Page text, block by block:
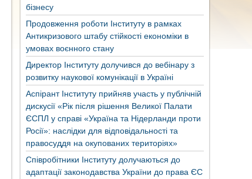
бізнесу
Продовження роботи Інституту в рамках
Антикризового штабу стійкості економіки в
умовах воєнного стану
Директор Інституту долучився до вебінару з
розвитку наукової комунікації в Україні
Аспірант Інституту прийняв участь у публічній
дискусії «Рік після рішення Великої Палати
ЄСПЛ у справі «Україна та Нідерланди проти
Росії»: наслідки для відповідальності та
правосуддя на окупованих територіях»
Співробітники Інституту долучаються до
адаптації законодавства України до права ЄС